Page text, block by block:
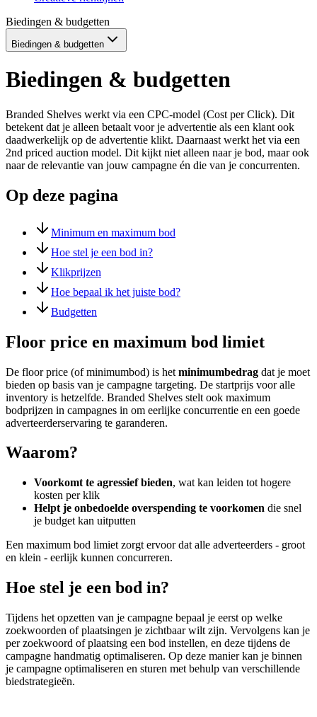
Biedingen & budgetten
Biedingen & budgetten
Biedingen & budgetten
Branded Shelves werkt via een CPC-model (Cost per Click). Dit
betekent dat je alleen betaalt voor je advertentie als een klant ook
daadwerkelijk op de advertentie klikt. Daarnaast werkt het via een
2nd priced auction model. Dit kijkt niet alleen naar je bod, maar ook
naar de relevantie van jouw campagne én die van je concurrenten.
Op deze pagina
Minimum en maximum bod
Hoe stel je een bod in?
Klikprijzen
Hoe bepaal ik het juiste bod?
Budgetten
Floor price en maximum bod limiet
De floor price (of minimumbod) is het minimumbedrag dat je moet
bieden op basis van je campagne targeting. De startprijs voor alle
inventory is hetzelfde. Branded Shelves stelt ook maximum
bodprijzen in campagnes in om eerlijke concurrentie en een goede
adverteerderservaring te garanderen.
Waarom?
Voorkomt te agressief bieden, wat kan leiden tot hogere
kosten per klik
Helpt je onbedoelde overspending te voorkomen die snel
je budget kan uitputten
Een maximum bod limiet zorgt ervoor dat alle adverteerders - groot
en klein - eerlijk kunnen concurreren.
Hoe stel je een bod in?
Tijdens het opzetten van je campagne bepaal je eerst op welke
zoekwoorden of plaatsingen je zichtbaar wilt zijn. Vervolgens kan je
per zoekwoord of plaatsing een bod instellen, en deze tijdens de
campagne handmatig optimaliseren. Op deze manier kan je binnen
je campagne optimaliseren en sturen met behulp van verschillende
biedstrategieën.